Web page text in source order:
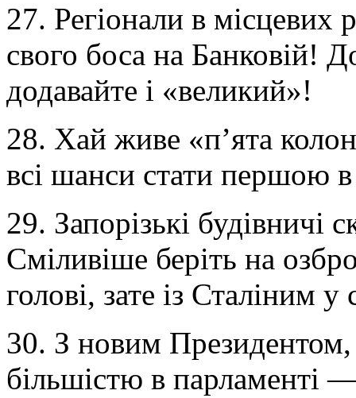
27. Регіонали в місцевих
свого боса на Банковій!
додавайте і «великий»!
28. Хай живе «п’ята
всі шанси стати першою
29. Запорізькі будівничі
Сміливіше беріть на
голові, зате із Сталіним у
30. З новим Президентом,
більшістю в парламенті